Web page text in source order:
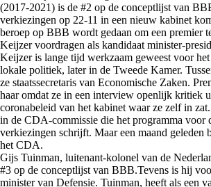
(2017-2021) is de #2 op de conceptlijst van
verkiezingen op 22-11 in een nieuw kabinet
beroep op BBB wordt gedaan om een premier
Keijzer voordragen als kandidaat minister-
Keijzer is lange tijd werkzaam geweest voor
lokale politiek, later in de Tweede Kamer.
ze staatssecretaris van Economische Zaken.
haar omdat ze in een interview openlijk kritiek
coronabeleid van het kabinet waar ze zelf in zat.
in de CDA-commissie die het programma voor
verkiezingen schrijft. Maar een maand geleden
het CDA.
Gijs Tuinman, luitenant-kolonel van de
#3 op de conceptlijst van BBB.Tevens is hij
minister van Defensie. Tuinman, heeft als een